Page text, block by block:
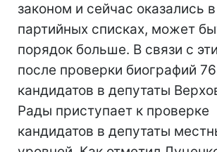
законом и сейчас оказались в
партийных списках, может
порядок больше. В связи с
после проверки биографий
кандидатов в депутаты
Рады приступает к проверке
кандидатов в депутаты